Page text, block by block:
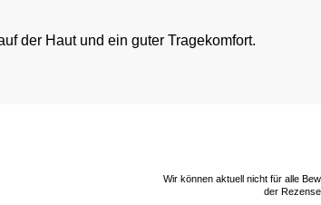
der Haut und ein guter Tragekomfort.
Wir können aktuell nicht für alle
der